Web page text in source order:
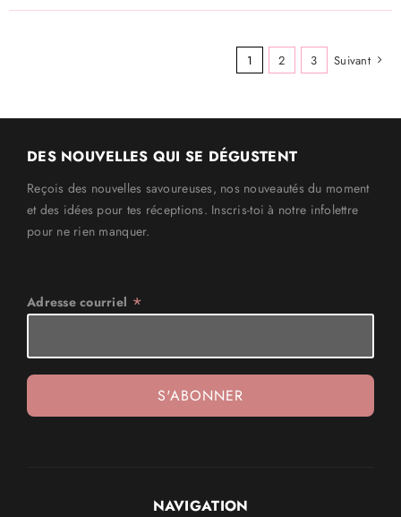
1 2 3 Suivant
DES NOUVELLES QUI SE DÉGUSTENT
Reçois des nouvelles savoureuses, nos nouveautés du moment
et des idées pour tes réceptions. Inscris-toi à notre infolettre
pour ne rien manquer.
Adresse courriel *
NAVIGATION